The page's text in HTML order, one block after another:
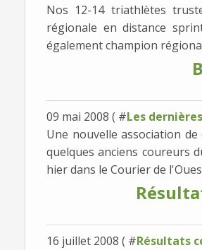
Nos 12-14 triathlètes
régionale en distance
également champion
09 mai 2008 ( #Les
Une nouvelle association
quelques anciens coureurs
hier dans le Courier de
16 juillet 2008 ( #Résultats